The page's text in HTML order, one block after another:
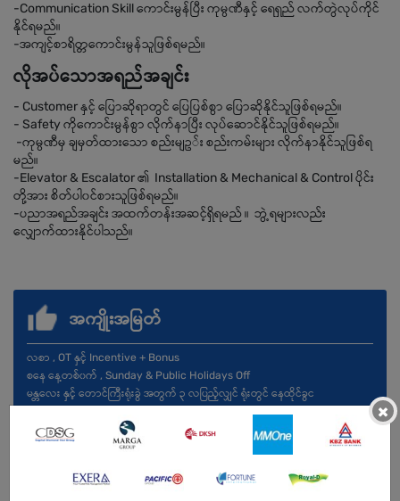
-Communication Skill ကောင်းမွန်ပြီး ကုမ္ပဏီနှင့် ရေရှည် လက်တွဲလုပ်ကိုင်
နိုင်ရမည်။
-အကျင့်စာရိတ္တကောင်းမွန်သူဖြစ်ရမည်။
လိုအပ်သောအရည်အချင်း
- Customer နှင့် ပြောဆိုရာတွင် ပြေပြစ်စွာ ပြောဆိုနိုင်သူဖြစ်ရမည်။
- Safety ကိုကောင်းမွန်စွာ လိုက်နာပြီး လုပ်ဆောင်နိုင်သူဖြစ်ရမည်။
-ကုမ္ပဏီမှ ချမှတ်ထားသော စည်းမျဥ်း စည်းကမ်းများ လိုက်နာနိုင်သူဖြစ်ရ
မည်။
-Elevator & Escalator ၏ Installation & Mechanical & Control ပိုင်း
တို့အား စိတ်ပါ၀င်စားသူဖြစ်ရမည်။
-ပညာအရည်အချင်း အထက်တန်းအဆင့်ရှိရမည် ။ ဘွဲ့ရများလည်း
လျှောက်ထားနိုင်ပါသည်။
အကျိုးအမြတ်
လစာ , OT နှင့် Incentive + Bonus
စနေ နေ့တစ်၀က် , Sunday & Public Holidays Off
မန္တလေး နှင့် တောင်ကြီးရုံးခွဲ အတွက် ၃ လပြည့်လျှင် ရုံးတွင် နေထိုင်ခွင
×